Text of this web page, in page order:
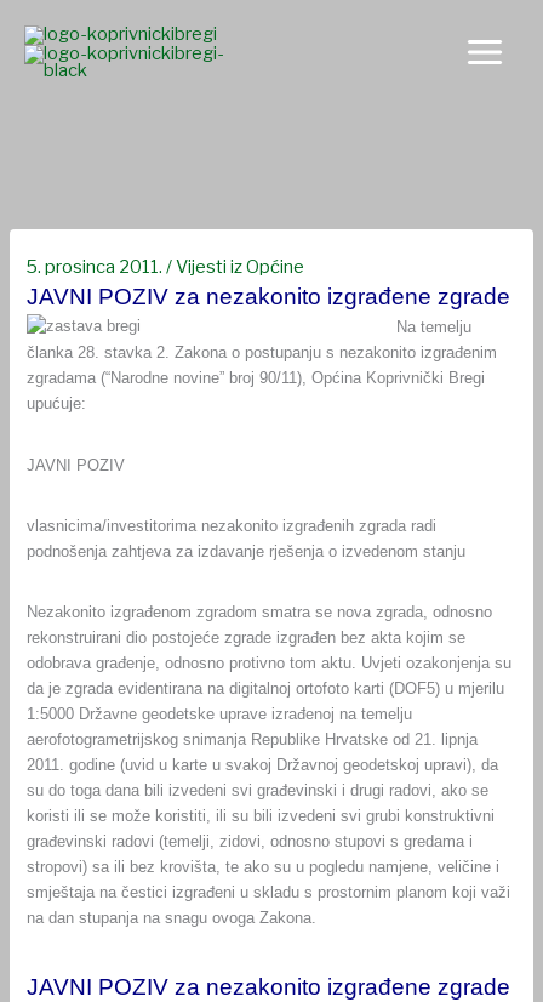
content
5. prosinca 2011./Vijesti iz Općine
JAVNI POZIV za nezakonito izgrađene zgrade
Na temelju
članka 28. stavka 2. Zakona o postupanju s nezakonito izgrađenim
zgradama (“Narodne novine” broj 90/11), Općina Koprivnički Bregi
upućuje:
JAVNI POZIV
vlasnicima/investitorima nezakonito izgrađenih zgrada radi
podnošenja zahtjeva za izdavanje rješenja o izvedenom stanju
Nezakonito izgrađenom zgradom smatra se nova zgrada, odnosno
rekonstruirani dio postojeće zgrade izgrađen bez akta kojim se
odobrava građenje, odnosno protivno tom aktu. Uvjeti ozakonjenja su
da je zgrada evidentirana na digitalnoj ortofoto karti (DOF5) u mjerilu
1:5000 Državne geodetske uprave izrađenoj na temelju
aerofotogrametrijskog snimanja Republike Hrvatske od 21. lipnja
2011. godine (uvid u karte u svakoj Državnoj geodetskoj upravi), da
su do toga dana bili izvedeni svi građevinski i drugi radovi, ako se
koristi ili se može koristiti, ili su bili izvedeni svi grubi konstruktivni
građevinski radovi (temelji, zidovi, odnosno stupovi s gredama i
stropovi) sa ili bez krovišta, te ako su u pogledu namjene, veličine i
smještaja na čestici izgrađeni u skladu s prostornim planom koji važi
na dan stupanja na snagu ovoga Zakona.
JAVNI POZIV za nezakonito izgrađene zgrade